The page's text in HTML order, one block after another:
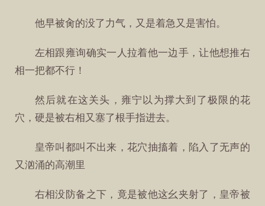
他早被肏的没了力气，又是着急又是害怕。
左相跟雍询确实一人拉着他一边手，让他想推右
相一把都不行！
然后就在这关头，雍宁以为撑大到了极限的花
穴，硬是被右相又塞了根手指进去。
皇帝叫都叫不出来，花穴抽搐着，陷入了无声的
又汹涌的高潮里
右相没防备之下，竟是被他这幺夹射了，皇帝被